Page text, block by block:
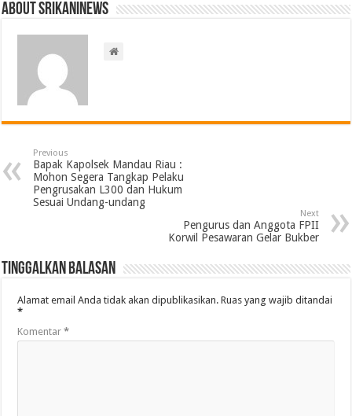
About srikaninews
Previous
Bapak Kapolsek Mandau Riau :
Mohon Segera Tangkap Pelaku
Pengrusakan L300 dan Hukum
Sesuai Undang-undang
Next
Pengurus dan Anggota FPII
Korwil Pesawaran Gelar Bukber
Tinggalkan Balasan
Alamat email Anda tidak akan dipublikasikan. Ruas yang wajib ditandai
*
Komentar*